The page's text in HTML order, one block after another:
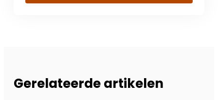
Gerelateerde artikelen